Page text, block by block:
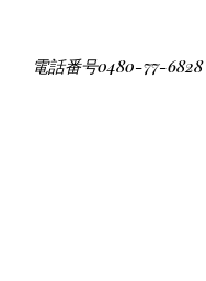
電話番号0480-77-6828